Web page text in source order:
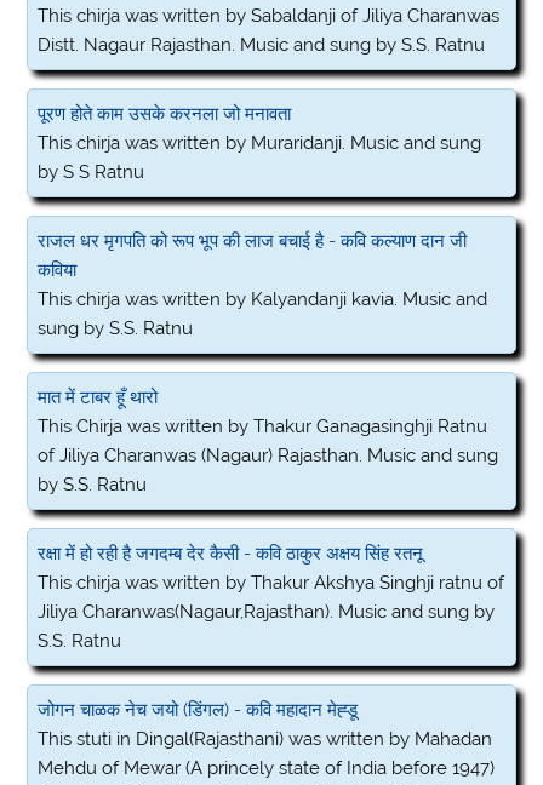
This chirja was written by Sabaldanji of Jiliya Charanwas
Distt. Nagaur Rajasthan. Music and sung by S.S. Ratnu
पूरण होते काम उसके करनला जो मनावता
This chirja was written by Muraridanji. Music and sung
by S S Ratnu
राजल धर मृगपति को रूप भूप की लाज बचाई है - कवि कल्याण दान जी
कविया
This chirja was written by Kalyandanji kavia. Music and
sung by S.S. Ratnu
मात में टाबर हूँ थारो
This Chirja was written by Thakur Ganagasinghji Ratnu
of Jiliya Charanwas (Nagaur) Rajasthan. Music and sung
by S.S. Ratnu
रक्षा में हो रही है जगदम्ब देर कैसी - कवि ठाकुर अक्षय सिंह रतनू
This chirja was written by Thakur Akshya Singhji ratnu of
Jiliya Charanwas(Nagaur,Rajasthan). Music and sung by
S.S. Ratnu
जोगन चाळक नेच जयो (डिंगल) - कवि महादान मेह्डू
This stuti in Dingal(Rajasthani) was written by Mahadan
Mehdu of Mewar (A princely state of India before 1947)